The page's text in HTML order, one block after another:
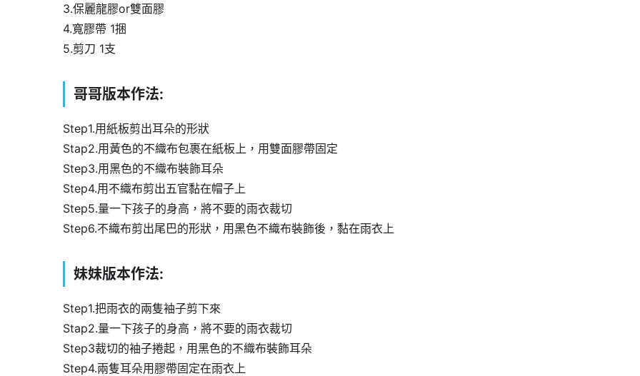
3.保麗龍膠or雙面膠
4.寬膠帶 1捆
5.剪刀 1支
哥哥版本作法:
Step1.用紙板剪出耳朵的形狀
Stap2.用黃色的不織布包裹在紙板上，用雙面膠帶固定
Step3.用黑色的不織布裝飾耳朵
Step4.用不織布剪出五官黏在帽子上
Step5.量一下孩子的身高，將不要的雨衣裁切
Step6.不織布剪出尾巴的形狀，用黑色不織布裝飾後，黏在雨衣上
妹妹版本作法:
Step1.把雨衣的兩隻袖子剪下來
Stap2.量一下孩子的身高，將不要的雨衣裁切
Step3裁切的袖子捲起，用黑色的不織布裝飾耳朵
Step4.兩隻耳朵用膠帶固定在雨衣上